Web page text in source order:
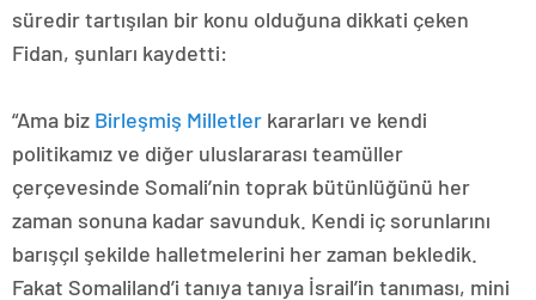
süredir tartışılan bir konu olduğuna dikkati çeken
Fidan, şunları kaydetti:
“Ama biz Birleşmiş Milletler kararları ve kendi
politikamız ve diğer uluslararası teamüller
çerçevesinde Somali’nin toprak bütünlüğünü her
zaman sonuna kadar savunduk. Kendi iç sorunlarını
barışçıl şekilde halletmelerini her zaman bekledik.
Fakat Somaliland’i tanıya tanıya İsrail’in tanıması, mini